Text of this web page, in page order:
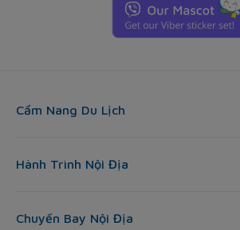
Cẩm Nang Du Lịch
Hành Trình Nội Địa
Chuyến Bay Nội Địa